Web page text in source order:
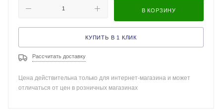
В КОРЗИНУ
КУПИТЬ В 1 КЛИК
Рассчитать доставку
Цена действительна только для интернет-магазина и может
отличаться от цен в розничных магазинах